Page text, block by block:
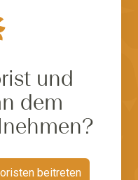
und
dem
beitreten